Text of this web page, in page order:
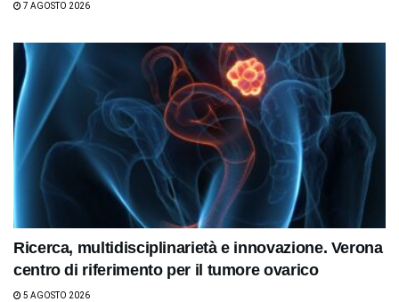
7 AGOSTO 2026
Ricerca, multidisciplinarietà e innovazione. Verona
centro di riferimento per il tumore ovarico
5 AGOSTO 2026